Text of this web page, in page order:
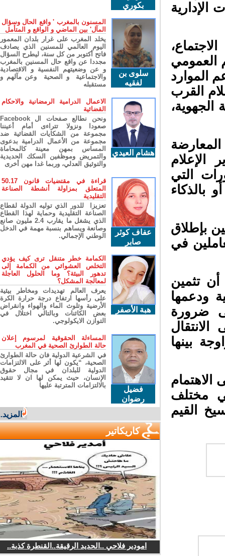
الموارد
القرب
التي
بالذكاء
بإطلاق
في
تثمين
ودعمها
ضرورة
بينها
الاهتمام
مختلف
القيم
بكوري
سلوى بن
لفقيه
المسنون بالمغرب ' واقع الحال وسؤال
المآل' بين الماضي و الواقع و المتأمل
يخلد المغرب على غرار بلدان المعمور
اليوم العالمي للمسنين الذي يصادف
فاتح أكتوبر من كل سنة، ليطرح السؤال
مجددا عن واقع حال المسنين بالمغرب
و عن وضعيتهم النفسية و الاقتصادية
والاجتماعية و الصحية وعن مآلهم و
مستقبله
هشام العيدي
الاعمال الدرامية الرمضانية والاحكام
القضائية
ونحن نطالع صفحات ال Facebook
صعودا ونزولا تتراءى أمام أعيننا
مجموعة من الشكايات القضائية ضد
مجموعة من الأعمال الدرامية بدعوى
المساس بمهن معينة كالمحاماة
والتمريض وموظفين السكك الحديدية
والتوثيق العدلي، وربما غدا مهن أخرى
عفاف كوثر
صابر
قراءة في مقتضيات قانون 50.17
المتعلق بمزاولة أنشطة الصناعة
التقليدية
تعزيزا للدور الذي توليه الدولة لقطاع
الصناعة التقليدية وحماية لهذا القطاع
الذي يشغل ما يقارب 2.4 مليون صانع
وصانعة ويساهم بنسبة مهمة في الدخل
الوطني الإجمالي.
هبة الأصفر
الكمامة خطر متنقل ترى كيف يؤدي
التخلص العشوائي من الكمامة إلى
تدهور البيئة؟ وما الحلول العاجلة
لمعالجة المشكل؟
يعرف العالم تهديدات ومخاطر بيئية
على رأسها ارتفاع درجة حرارة الكرة
الأرضية وتلوث الماء والهواء وانقراض
بعض الكائنات وبالتالي اختلال في
التوازن الايكولوجي.
فضيل
رضوان
المساءلة الحقوقية لمرسوم إعلان
حالة الطوارئ الصحية في المغرب
في الشرعية الدولية فان حالة الطوارئ
الصحية، “يكون لها أثر على الالتزامات
الدولية للبلدان في مجال حقوق
الإنسان، حيث يمكن لها ان لا تتقيد
بالالتزامات المترتبة عليها
المزيد...
كاريكاتير
امودير فلاحي ..الحديد الرقيقة..القنطرة كذبة..